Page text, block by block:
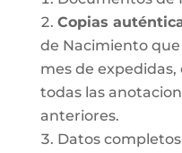
Copias
de Nacimiento
mes de expedidas,
todas las
anteriores.
Datos